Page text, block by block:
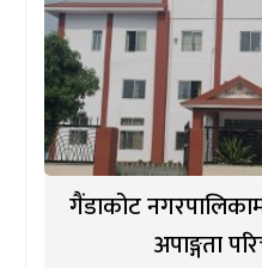
गैंडाकोट
अपाङ्गता